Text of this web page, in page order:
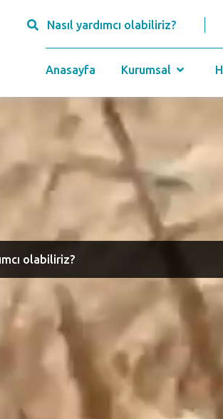
Nasıl yardımcı olabiliriz?
Anasayfa Kurumsal